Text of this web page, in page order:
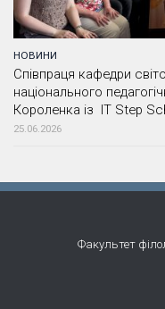
НОВИНИ
Співпраця кафедри
національного
Короленка із IT Step
25.06.2026
Факультет